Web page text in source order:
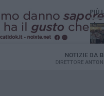
NOTIZIE DA
DIRETTORE
PIÙ